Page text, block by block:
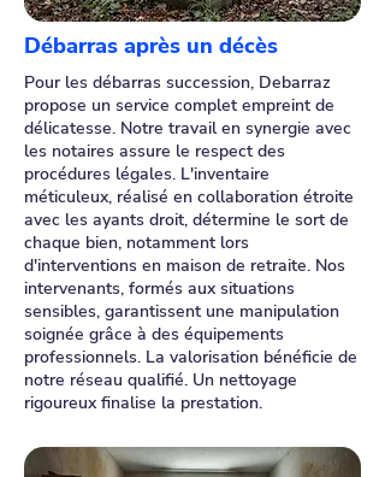
Débarras après un décès
Pour les débarras succession, Debarraz
propose un service complet empreint de
délicatesse. Notre travail en synergie avec
les notaires assure le respect des
procédures légales. L'inventaire
méticuleux, réalisé en collaboration étroite
avec les ayants droit, détermine le sort de
chaque bien, notamment lors
d'interventions en maison de retraite. Nos
intervenants, formés aux situations
sensibles, garantissent une manipulation
soignée grâce à des équipements
professionnels. La valorisation bénéficie de
notre réseau qualifié. Un nettoyage
rigoureux finalise la prestation.